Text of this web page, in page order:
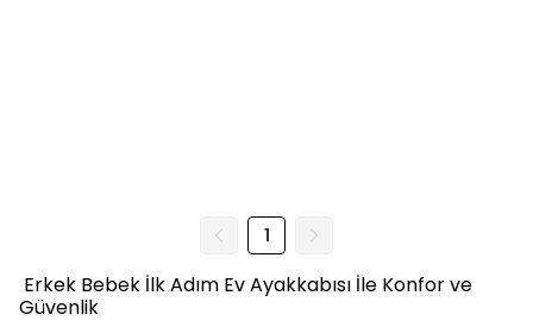
1
Erkek Bebek İlk Adım Ev Ayakkabısı İle Konfor ve
Güvenlik